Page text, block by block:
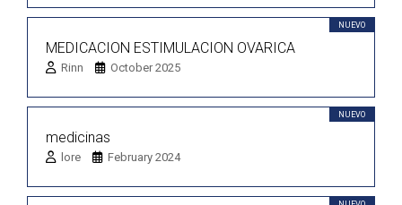
NUEVO
MEDICACION ESTIMULACION OVARICA
Rinn October 2025
NUEVO
medicinas
lore February 2024